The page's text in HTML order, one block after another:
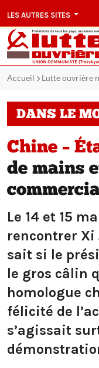
LES AUTRES SITES
Accueil Lutte ouvrière
DANS LE
Chine –
de mains
Le 14 et 15
rencontrer Xi
sait si le
le gros câlin
homologue
félicité de
s’agissait